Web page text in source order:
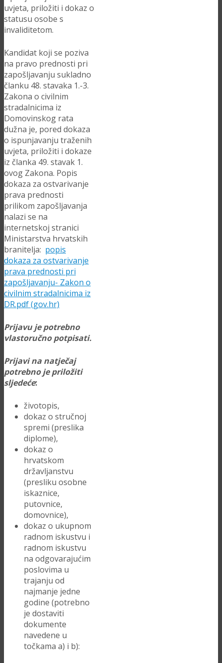
uvjeta, priložiti i dokaz o
statusu osobe s
invaliditetom.
Kandidat koji se poziva
na pravo prednosti pri
zapošljavanju sukladno
članku 48. stavaka 1.-3.
Zakona o civilnim
stradalnicima iz
Domovinskog rata
dužna je, pored dokaza
o ispunjavanju traženih
uvjeta, priložiti i dokaze
iz članka 49. stavak 1.
ovog Zakona. Popis
dokaza za ostvarivanje
prava prednosti
prilikom zapošljavanja
nalazi se na
internetskoj stranici
Ministarstva hrvatskih
branitelja: popis
dokaza za ostvarivanje
prava prednosti pri
zapošljavanju- Zakon o
civilnim stradalnicima iz
DR.pdf (gov.hr)
Prijavu je potrebno
vlastoručno potpisati.
Prijavi na natječaj
potrebno je priložiti
sljedeće:
životopis,
dokaz o stručnoj
spremi (preslika
diplome),
dokaz o
hrvatskom
državljanstvu
(presliku osobne
iskaznice,
putovnice,
domovnice),
dokaz o ukupnom
radnom iskustvu i
radnom iskustvu
na odgovarajućim
poslovima u
trajanju od
najmanje jedne
godine (potrebno
je dostaviti
dokumente
navedene u
točkama a) i b):